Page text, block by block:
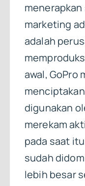
marketing
adalah
awal, GoPro
digunakan
merekam
pada saat
sudah
lebih besar